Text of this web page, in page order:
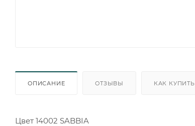
ОПИСАНИЕ ОТЗЫВЫ КАК КУПИТЬ
Цвет 14002 SABBIA